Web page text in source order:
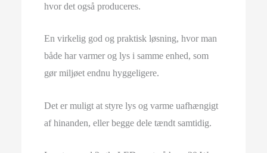
hvor det også produceres.
En virkelig god og praktisk løsning, hvor man
både har varmer og lys i samme enhed, som
gør miljøet endnu hyggeligere.
Det er muligt at styre lys og varme uafhængigt
af hinanden, eller begge dele tændt samtidig.